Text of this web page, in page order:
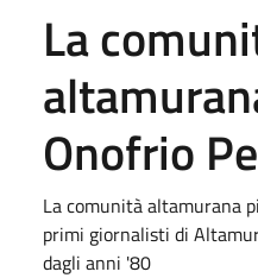
La
Onofrio
La comunità altamurana
primi giornalisti di
dagli anni '80